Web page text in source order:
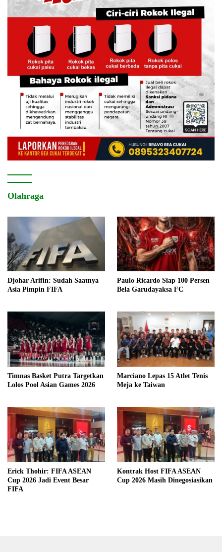
Olahraga
Djohar Arifin: Sudah Saatnya
Asia Pimpin FIFA
Paulo Ricardo Siap 100 Persen
Bela Garudayaksa FC
Timnas Basket Putra Targetkan
Lolos Pool Asian Games 2026
Marciano Lepas 15 Atlet Tenis
Meja ke Taiwan
Erick Thohir: FIFA ASEAN
Cup 2026 Jadi Event Besar
FIFA
Kontrak Host FIFA ASEAN
Cup 2026 Masih Dinegosiasikan